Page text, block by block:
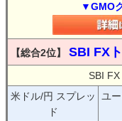
▼GMO
【総合2位】 SBI FX
SBI
米ドル/円 スプレッ
ド
ユ